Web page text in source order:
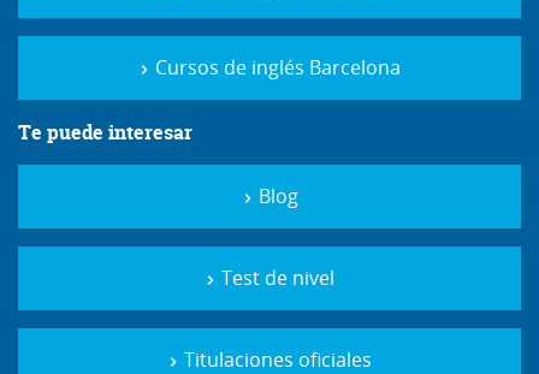
Cursos de inglés Barcelona
Te puede interesar
Blog
Test de nivel
Titulaciones oficiales